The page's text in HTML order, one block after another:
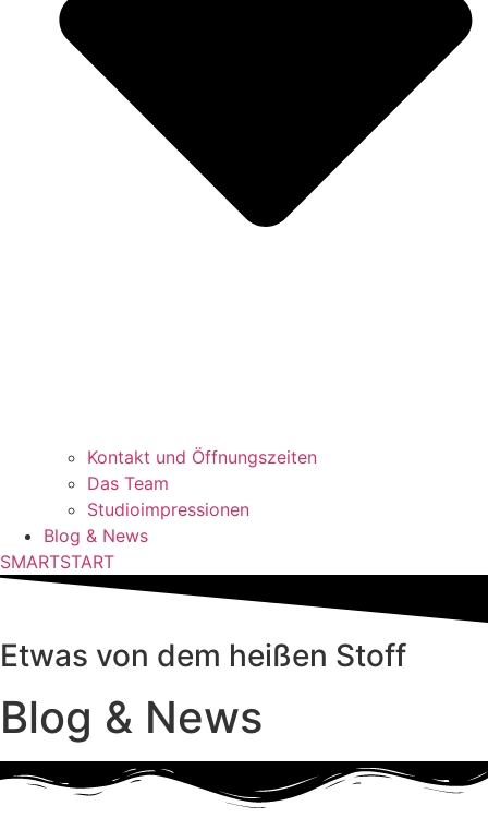
Kontakt und Öffnungszeiten
Das Team
Studioimpressionen
Blog & News
SMARTSTART
Etwas von dem heißen Stoff
Blog & News